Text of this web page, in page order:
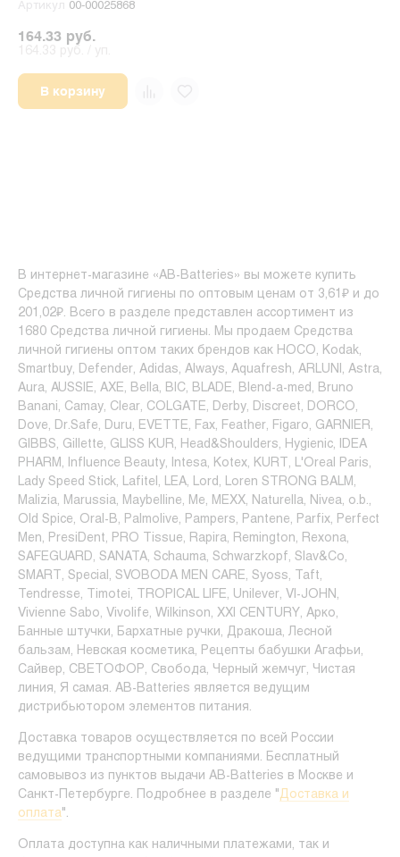
Артикул 00-00025868
164.33 руб.
В корзину
В интернет-магазине «AB-Batteries» вы можете купить
Средства личной гигиены по оптовым ценам от 3,61₽ и до
201,02₽. Всего в разделе представлен ассортимент из
1680 Средства личной гигиены. Мы продаем Средства
личной гигиены оптом таких брендов как HOCO, Kodak,
Smartbuy, Defender, Adidas, Always, Aquafresh, ARLUNI, Astra,
Aura, AUSSIE, AXE, Bella, BIC, BLADE, Blend-a-med, Bruno
Banani, Camay, Clear, COLGATE, Derby, Discreet, DORCO,
Dove, Dr.Safe, Duru, EVETTE, Fax, Feather, Figaro, GARNIER,
GIBBS, Gillette, GLISS KUR, Head&Shoulders, Hygienic, IDEA
PHARM, Influence Beauty, Intesa, Kotex, KURT, L'Oreal Paris,
Lady Speed Stick, Lafitel, LEA, Lord, Loren STRONG BALM,
Malizia, Marussia, Maybelline, Me, MEXX, Naturella, Nivea, o.b.,
Old Spice, Oral-B, Palmolive, Pampers, Pantene, Parfix, Perfect
Men, PresiDent, PRO Tissue, Rapira, Remington, Rexona,
SAFEGUARD, SANATA, Schauma, Schwarzkopf, Slav&Co,
SMART, Special, SVOBODA MEN CARE, Syoss, Taft,
Tendresse, Timotei, TROPICAL LIFE, Unilever, VI-JOHN,
Vivienne Sabo, Vivolife, Wilkinson, XXI CENTURY, Арко,
Банные штучки, Бархатные ручки, Дракоша, Лесной
бальзам, Невская косметика, Рецепты бабушки Агафьи,
Сайвер, СВЕТОФОР, Свобода, Черный жемчуг, Чистая
линия, Я самая. AB-Batteries является ведущим
дистрибьютором элементов питания.
Доставка товаров осуществляется по всей России
ведущими транспортными компаниями. Бесплатный
самовывоз из пунктов выдачи AB-Batteries в Москве и
Санкт-Петербурге. Подробнее в разделе "Доставка и
оплата".
Оплата доступна как наличными платежами, так и